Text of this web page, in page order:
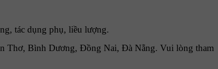
tác dụng phụ, liều lượng.
Thơ, Bình Dương, Đồng Nai, Đà Nẵng. Vui lòng tham